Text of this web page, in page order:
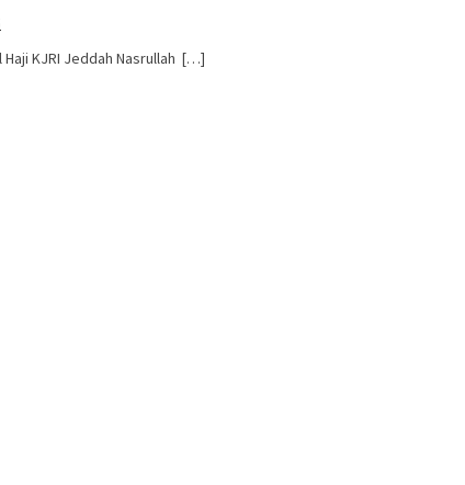
KJRI Jeddah Nasrullah […]